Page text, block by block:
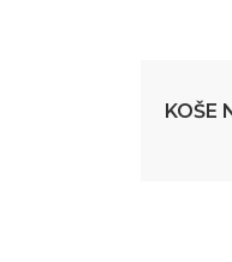
KOŠE